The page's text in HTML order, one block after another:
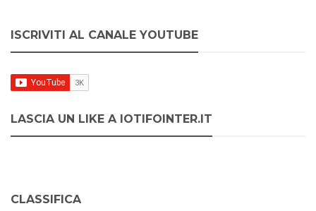
ISCRIVITI AL CANALE YOUTUBE
LASCIA UN LIKE A IOTIFOINTER.IT
CLASSIFICA